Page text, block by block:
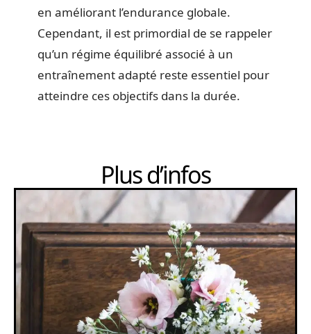
en améliorant l’endurance globale.
Cependant, il est primordial de se rappeler
qu’un régime équilibré associé à un
entraînement adapté reste essentiel pour
atteindre ces objectifs dans la durée.
Plus d’infos